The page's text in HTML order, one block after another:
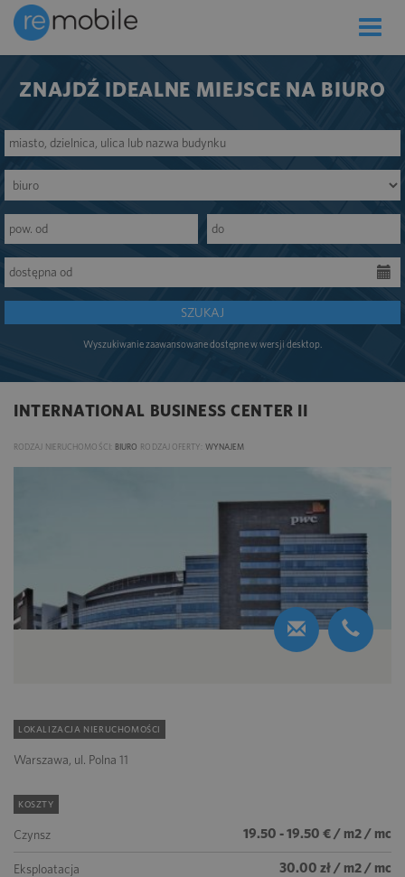
Toggle
ZNAJDŹ IDEALNE MIEJSCE NA BIURO
SZUKAJ
Wyszukiwanie zaawansowane dostępne w wersji desktop.
INTERNATIONAL BUSINESS CENTER II
RODZAJ NIERUCHOMOŚCI: BIURO RODZAJ OFERTY: WYNAJEM
LOKALIZACJA NIERUCHOMOŚCI
Warszawa, ul. Polna 11
KOSZTY
Czynsz 19.50 - 19.50 € / m2 / mc
Eksploatacja 30.00 zł / m2 / mc